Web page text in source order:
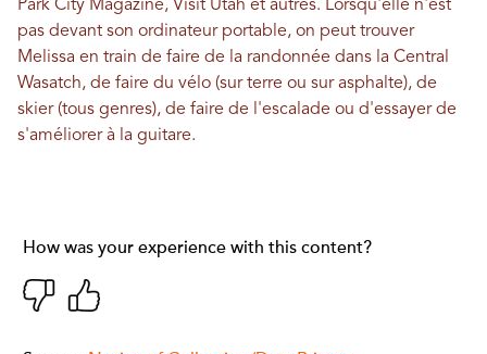
Park City Magazine, Visit Utah et autres. Lorsqu'elle n'est
pas devant son ordinateur portable, on peut trouver
Melissa en train de faire de la randonnée dans la Central
Wasatch, de faire du vélo (sur terre ou sur asphalte), de
skier (tous genres), de faire de l'escalade ou d'essayer de
s'améliorer à la guitare.